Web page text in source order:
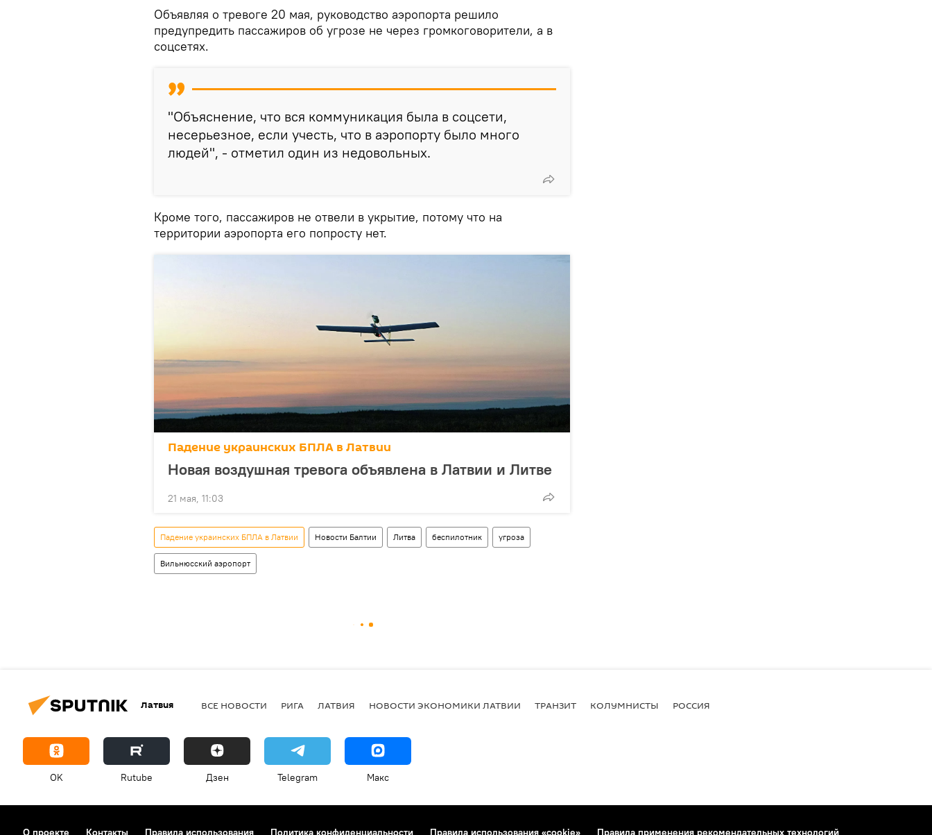
Объявляя о тревоге 20 мая, руководство аэропорта решило
предупредить пассажиров об угрозе не через громкоговорители, а в
соцсетях.
"Объяснение, что вся коммуникация была в соцсети,
несерьезное, если учесть, что в аэропорту было много
людей", - отметил один из недовольных.
Кроме того, пассажиров не отвели в укрытие, потому что на
территории аэропорта его попросту нет.
Падение украинских БПЛА в Латвии
Новая воздушная тревога объявлена в Латвии и Литве
21 мая, 11:03
Падение украинских БПЛА в Латвии Новости Балтии Литва беспилотник угроза
Вильнюсский аэропорт
Латвия ВСЕ НОВОСТИ РИГА ЛАТВИЯ НОВОСТИ ЭКОНОМИКИ ЛАТВИИ ТРАНЗИТ КОЛУМНИСТЫ РОССИЯ
OK Rutube Дзен Telegram Макс
О проекте Контакты Правила использования Политика конфиденциальности Правила использования «cookie» Правила применения рекомендательных технологий